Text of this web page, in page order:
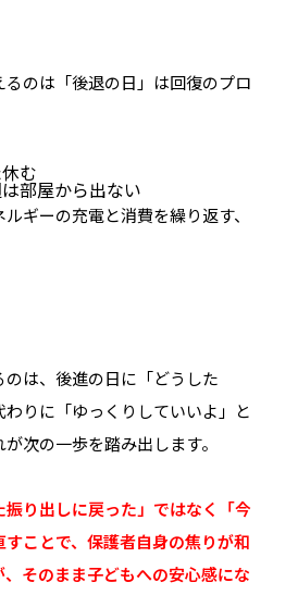
のは「後退の日」は回復のプロ
む
部屋から出ない
ギーの充電と消費を繰り返す、
は、後進の日に「どうした
りに「ゆっくりしていいよ」と
次の一歩を踏み出します。
り出しに戻った」ではなく「今
ことで、保護者自身の焦りが和
そのまま子どもへの安心感にな